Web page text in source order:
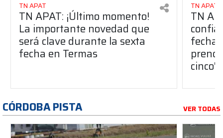
TN APAT
TN APAT: ¡Último momento!
La importante novedad que
será clave durante la sexta
fecha en Termas
TN APAT
TN
fecha
cinco"
CÓRDOBA PISTA VER TODAS